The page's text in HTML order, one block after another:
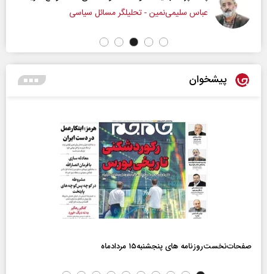
عباس سلیمی‌نمین - تحلیلگر مسائل سیاسی
پیشخوان
صفحات‌نخست‌روزنامه ها‌ی پنجشنبه‌۱۵ مردادماه